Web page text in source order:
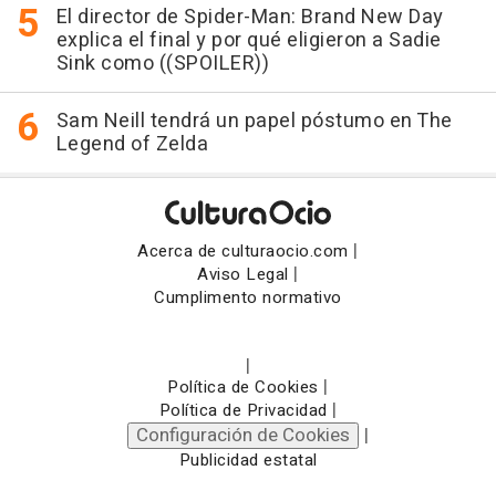
El director de Spider-Man: Brand New Day
explica el final y por qué eligieron a Sadie
Sink como ((SPOILER))
Sam Neill tendrá un papel póstumo en The
Legend of Zelda
Acerca de culturaocio.com |
Aviso Legal |
Cumplimento normativo
|
Política de Cookies |
Política de Privacidad |
Configuración de Cookies |
Publicidad estatal